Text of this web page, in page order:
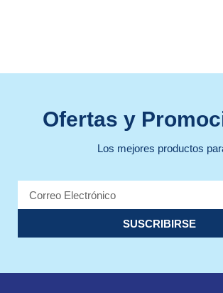
Ofertas y
Los mejores productos
SUSCRIBIRSE